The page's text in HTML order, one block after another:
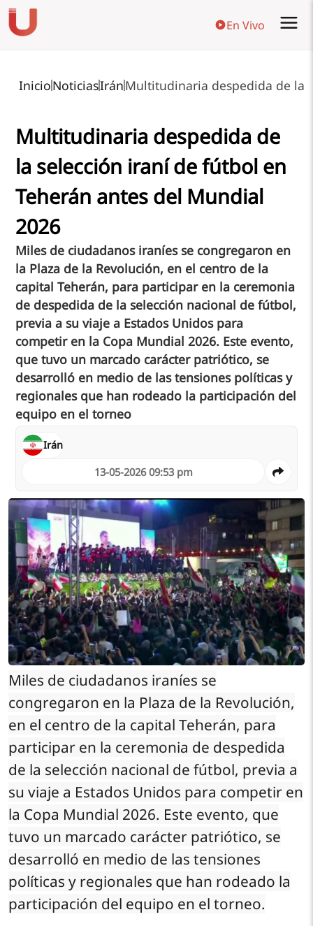
En Vivo
InicioNoticiasIránMultitudinaria despedida de la
Multitudinaria despedida de
la selección iraní de fútbol en
Teherán antes del Mundial
2026
Miles de ciudadanos iraníes se congregaron en
la Plaza de la Revolución, en el centro de la
capital Teherán, para participar en la ceremonia
de despedida de la selección nacional de fútbol,
previa a su viaje a Estados Unidos para
competir en la Copa Mundial 2026. Este evento,
que tuvo un marcado carácter patriótico, se
desarrolló en medio de las tensiones políticas y
regionales que han rodeado la participación del
equipo en el torneo
13-05-2026 09:53 pm
Irán
Miles de ciudadanos iraníes se
congregaron en la Plaza de la Revolución,
en el centro de la capital Teherán, para
participar en la ceremonia de despedida
de la selección nacional de fútbol, previa a
su viaje a Estados Unidos para competir en
la Copa Mundial 2026. Este evento, que
tuvo un marcado carácter patriótico, se
desarrolló en medio de las tensiones
políticas y regionales que han rodeado la
participación del equipo en el torneo.